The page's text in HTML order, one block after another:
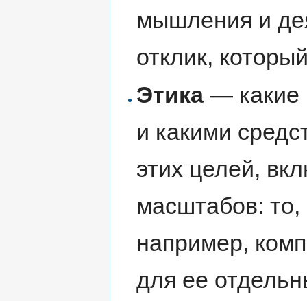
мышления и
отклик,
Этика— какие
и какими
этих целей,
масштабов:
например,
для ее